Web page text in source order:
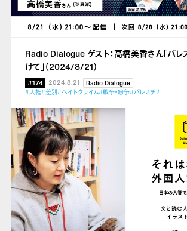
Radio Dialogue ゲスト：高橋美香さん「パレ
けて」（2024/8/21）
#174 2024.8.21
Radio Dialogue
#人権#差別#ヘイトクライム#戦争・紛争#パレスチナ